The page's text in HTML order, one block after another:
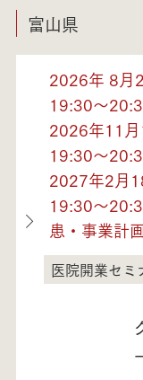
富山県
2026年 8月
19:30～
2026年11月
19:30～
2027年2月
19:30～
患・事業計
富山県
医院開業セミ